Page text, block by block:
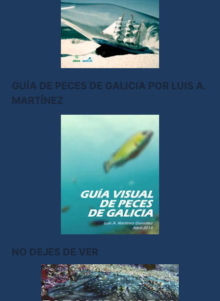
GUÍA DE PECES DE GALICIA POR LUIS A.
MARTÍNEZ
NO DEJES DE VER